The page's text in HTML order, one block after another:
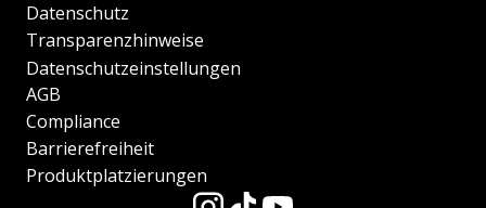
Datenschutz
Transparenzhinweise
Datenschutzeinstellungen
AGB
Compliance
Barrierefreiheit
Produktplatzierungen